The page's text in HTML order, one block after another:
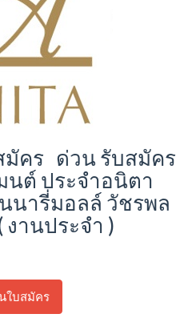
คร ด่วน รับสมัคร
นต์ ประจำอนิตา
นารี่มอลล์ วัชรพล
านประจำ )
ใบสมัคร